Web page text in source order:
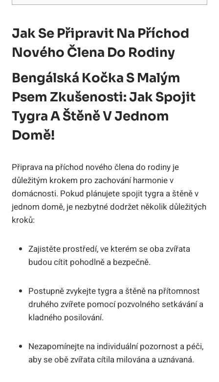
Jak Se Připravit Na Příchod
Nového Člena Do Rodiny
Bengálská Kočka S Malým
Psem Zkušenosti: Jak Spojit
Tygra A Štěně V Jednom
Domě!
Připrava na příchod nového člena do rodiny je
důležitým krokem pro zachování harmonie v
domácnosti. Pokud plánujete spojit tygra a štěně v
jednom domě, je nezbytné dodržet několik důležitých
kroků:
Zajistěte prostředí, ve kterém se oba zvířata
budou cítit pohodlně a bezpečně.
Postupně zvykejte tygra a štěně na přítomnost
druhého zvířete pomocí pozvolného setkávání a
kladného posilování.
Nezapomínejte na individuální pozornost a péči,
aby se obě zvířata cítila milována a uznávaná.